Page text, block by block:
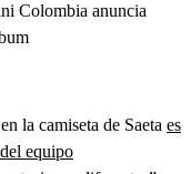
Colombia anuncia
la camiseta de Saeta es
equipo